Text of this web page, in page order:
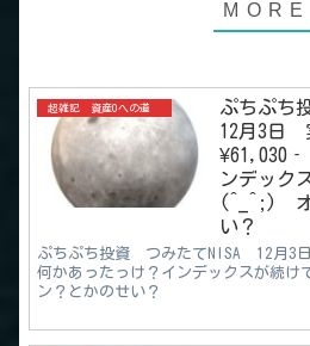
超雑記 資産0への道
ぷちぷち
12月3日
¥61,030‐
ンデック
(^_^;) オ
い？
ぷちぷち投資 つみたてNISA 12
何かあったっけ？インデックスが続
ン？とかのせい？